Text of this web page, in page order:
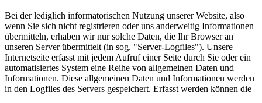
Bei der lediglich informatorischen Nutzung unserer Website, also
wenn Sie sich nicht registrieren oder uns anderweitig Informationen
übermitteln, erhaben wir nur solche Daten, die Ihr Browser an
unseren Server übermittelt (in sog. "Server-Logfiles"). Unsere
Internetseite erfasst mit jedem Aufruf einer Seite durch Sie oder ein
automatisiertes System eine Reihe von allgemeinen Daten und
Informationen. Diese allgemeinen Daten und Informationen werden
in den Logfiles des Servers gespeichert. Erfasst werden können die